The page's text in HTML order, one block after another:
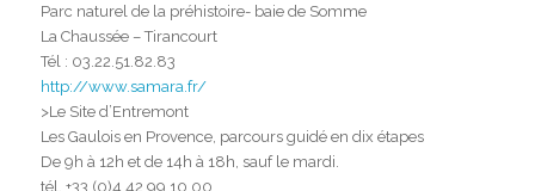
Parc naturel de la préhistoire- baie de Somme
La Chaussée – Tirancourt
Tél : 03.22.51.82.83
http://www.samara.fr/
>Le Site d’Entremont
Les Gaulois en Provence, parcours guidé en dix étapes
De 9h à 12h et de 14h à 18h, sauf le mardi.
tél. +33 (0)4 42 99 10 00